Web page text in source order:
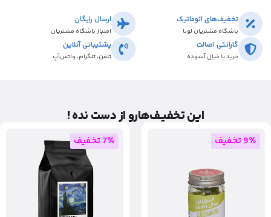
تخفیف‌های اتوماتیک
باشگاه مشتریان لونا
ارسال رایگان
امتیاز باشگاه مشتریان
گارانتی اصالت
خرید با خیال آسوده
پشتیبانی آنلاین
تلفن، تلگرام، واتس‌اَپ
این تخفیـف‌هارو از دست نده !
9٪ تخفیف 7٪ تخفیف